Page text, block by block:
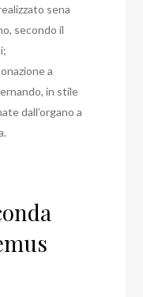
sena
secondo il
a
in stile
dall’organo a